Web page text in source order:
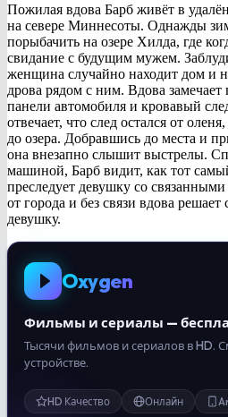
Пожилая вдова Барб живёт в
на севере Миннесоты. Однажды
порыбачить на озере Хилда, где
свидание с будущим мужем.
женщина случайно находит дом и
дрова рядом с ним. Вдова
панели автомобиля и кровавый
отвечает, что след остался от
до озера. Добравшись до места и
она внезапно слышит выстрелы.
машиной, Барб видит, как тот
преследует девушку со
от города и без связи вдова решает
девушку.
Oxygen
Фильмы и сериалы —
Тысячи фильмов и сериалов в HD.
устройстве.
HD Качество Онлайн